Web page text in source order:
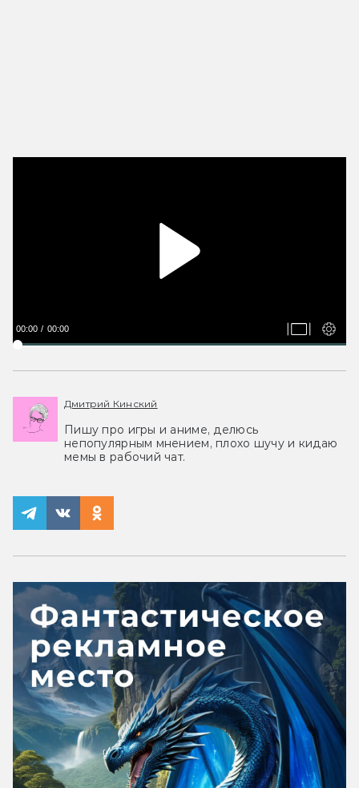
00:00 00:00
Дмитрий Кинский
Пишу про игры и аниме, делюсь
непопулярным мнением, плохо шучу и кидаю
мемы в рабочий чат.